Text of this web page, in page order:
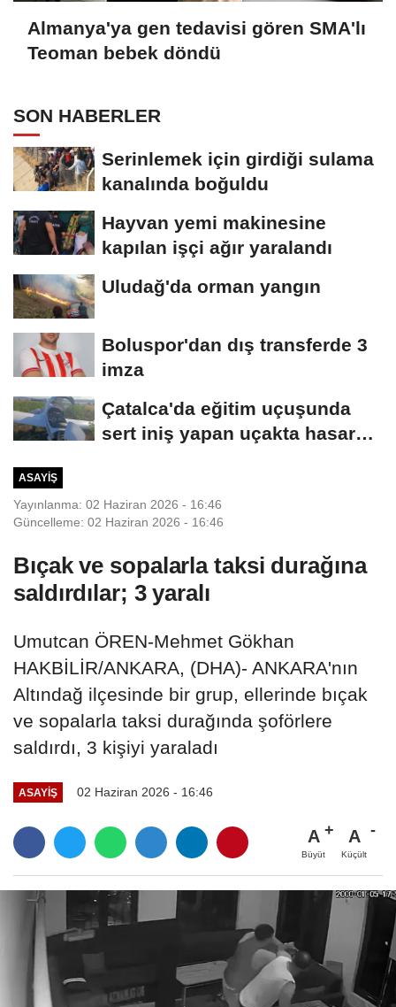
Almanya'ya gen tedavisi gören SMA'lı
Teoman bebek döndü
SON HABERLER
Serinlemek için girdiği sulama
kanalında boğuldu
Hayvan yemi makinesine
kapılan işçi ağır yaralandı
Uludağ'da orman yangın
Boluspor'dan dış transferde 3
imza
Çatalca'da eğitim uçuşunda
sert iniş yapan uçakta hasar
ASAYIŞ
Yayınlanma: 02 Haziran 2026 - 16:46
Güncelleme: 02 Haziran 2026 - 16:46
Bıçak ve sopalarla taksi durağına
saldırdılar; 3 yaralı
Umutcan ÖREN-Mehmet Gökhan
HAKBİLİR/ANKARA, (DHA)- ANKARA'nın
Altındağ ilçesinde bir grup, ellerinde bıçak
ve sopalarla taksi durağında şoförlere
saldırdı, 3 kişiyi yaraladı
ASAYIŞ 02 Haziran 2026 - 16:46
A
Büyüt
A
Küçült